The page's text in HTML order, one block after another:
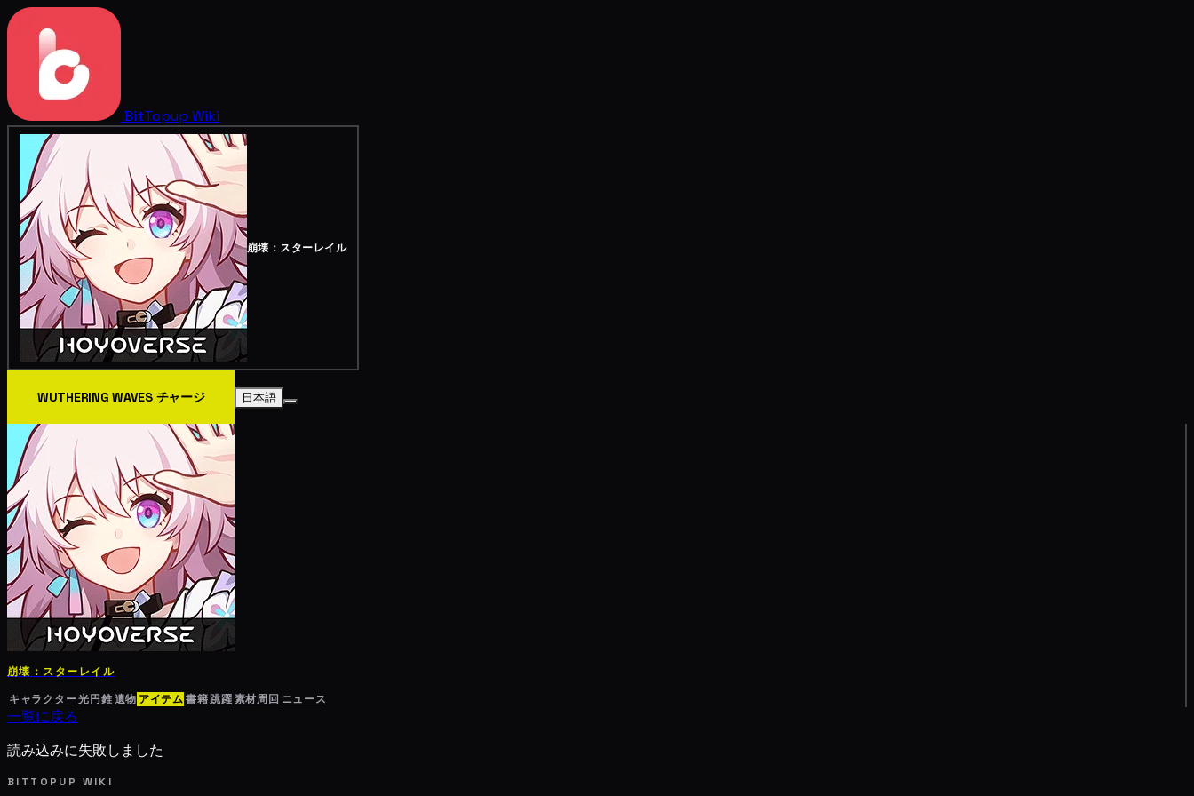
BitTopup Wiki
崩壊：スターレイル
WUTHERING WAVES チャージ 日本語
崩壊：スターレイル
キャラクター光円錐遺物 アイテム書籍跳躍素材周回 ニュース
一覧に戻る
読み込みに失敗しました
BITTOPUP WIKI